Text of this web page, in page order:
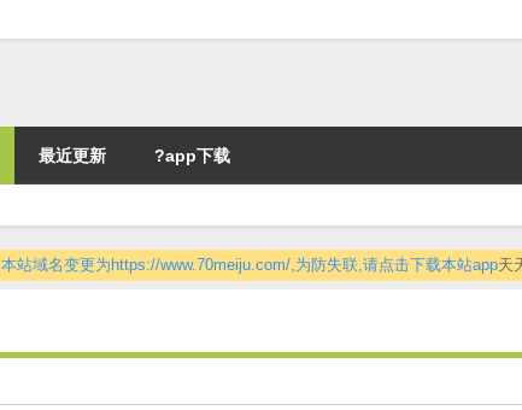
最近更新 ?app下载
本站域名变更为https://www.70meiju.com/,为防失联,请点击下载本站app天